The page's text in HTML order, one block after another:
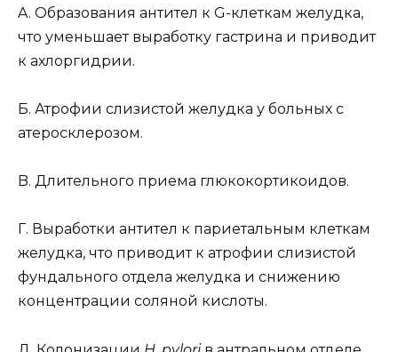
A. Образования антител к G-клеткам желудка,
что уменьшает выработку гастрина и приводит
к ахлоргидрии.
Б. Атрофии слизистой желудка у больных с
атеросклерозом.
B. Длительного приема глюкокортикоидов.
Г. Выработки антител к париетальным клеткам
желудка, что приводит к атрофии слизистой
фундального отдела желудка и снижению
концентрации соляной кислоты.